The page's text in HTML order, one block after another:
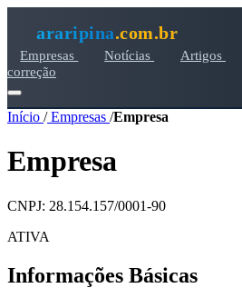
araripina.com.br
Empresas Notícias Artigos
correção
Início /Empresas /Empresa
Empresa
CNPJ: 28.154.157/0001-90
ATIVA
Informações Básicas